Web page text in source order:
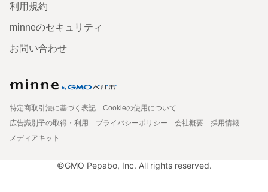
利用規約
minneのセキュリティ
お問い合わせ
特定商取引法に基づく表記
Cookieの使用について
広告識別子の取得・利用
プライバシーポリシー 会社概要
採用情報
メディアキット
©GMO Pepabo, Inc. All rights reserved.